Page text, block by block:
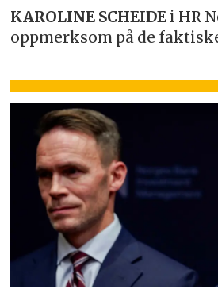
KAROLINE SCHEIDE i HR
oppmerksom på de